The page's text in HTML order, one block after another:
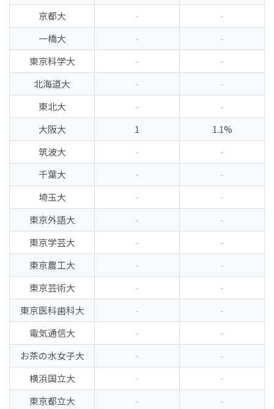
京都大
-
-
一橋大
-
-
東京科学大
-
-
北海道大
-
-
東北大
-
-
大阪大
1
1.1%
筑波大
-
-
千葉大
-
-
埼玉大
-
-
東京外語大
-
-
東京学芸大
-
-
東京農工大
-
-
東京芸術大
-
-
東京医科歯科大
-
-
電気通信大
-
-
お茶の水女子大
-
-
横浜国立大
-
-
東京都立大
- -